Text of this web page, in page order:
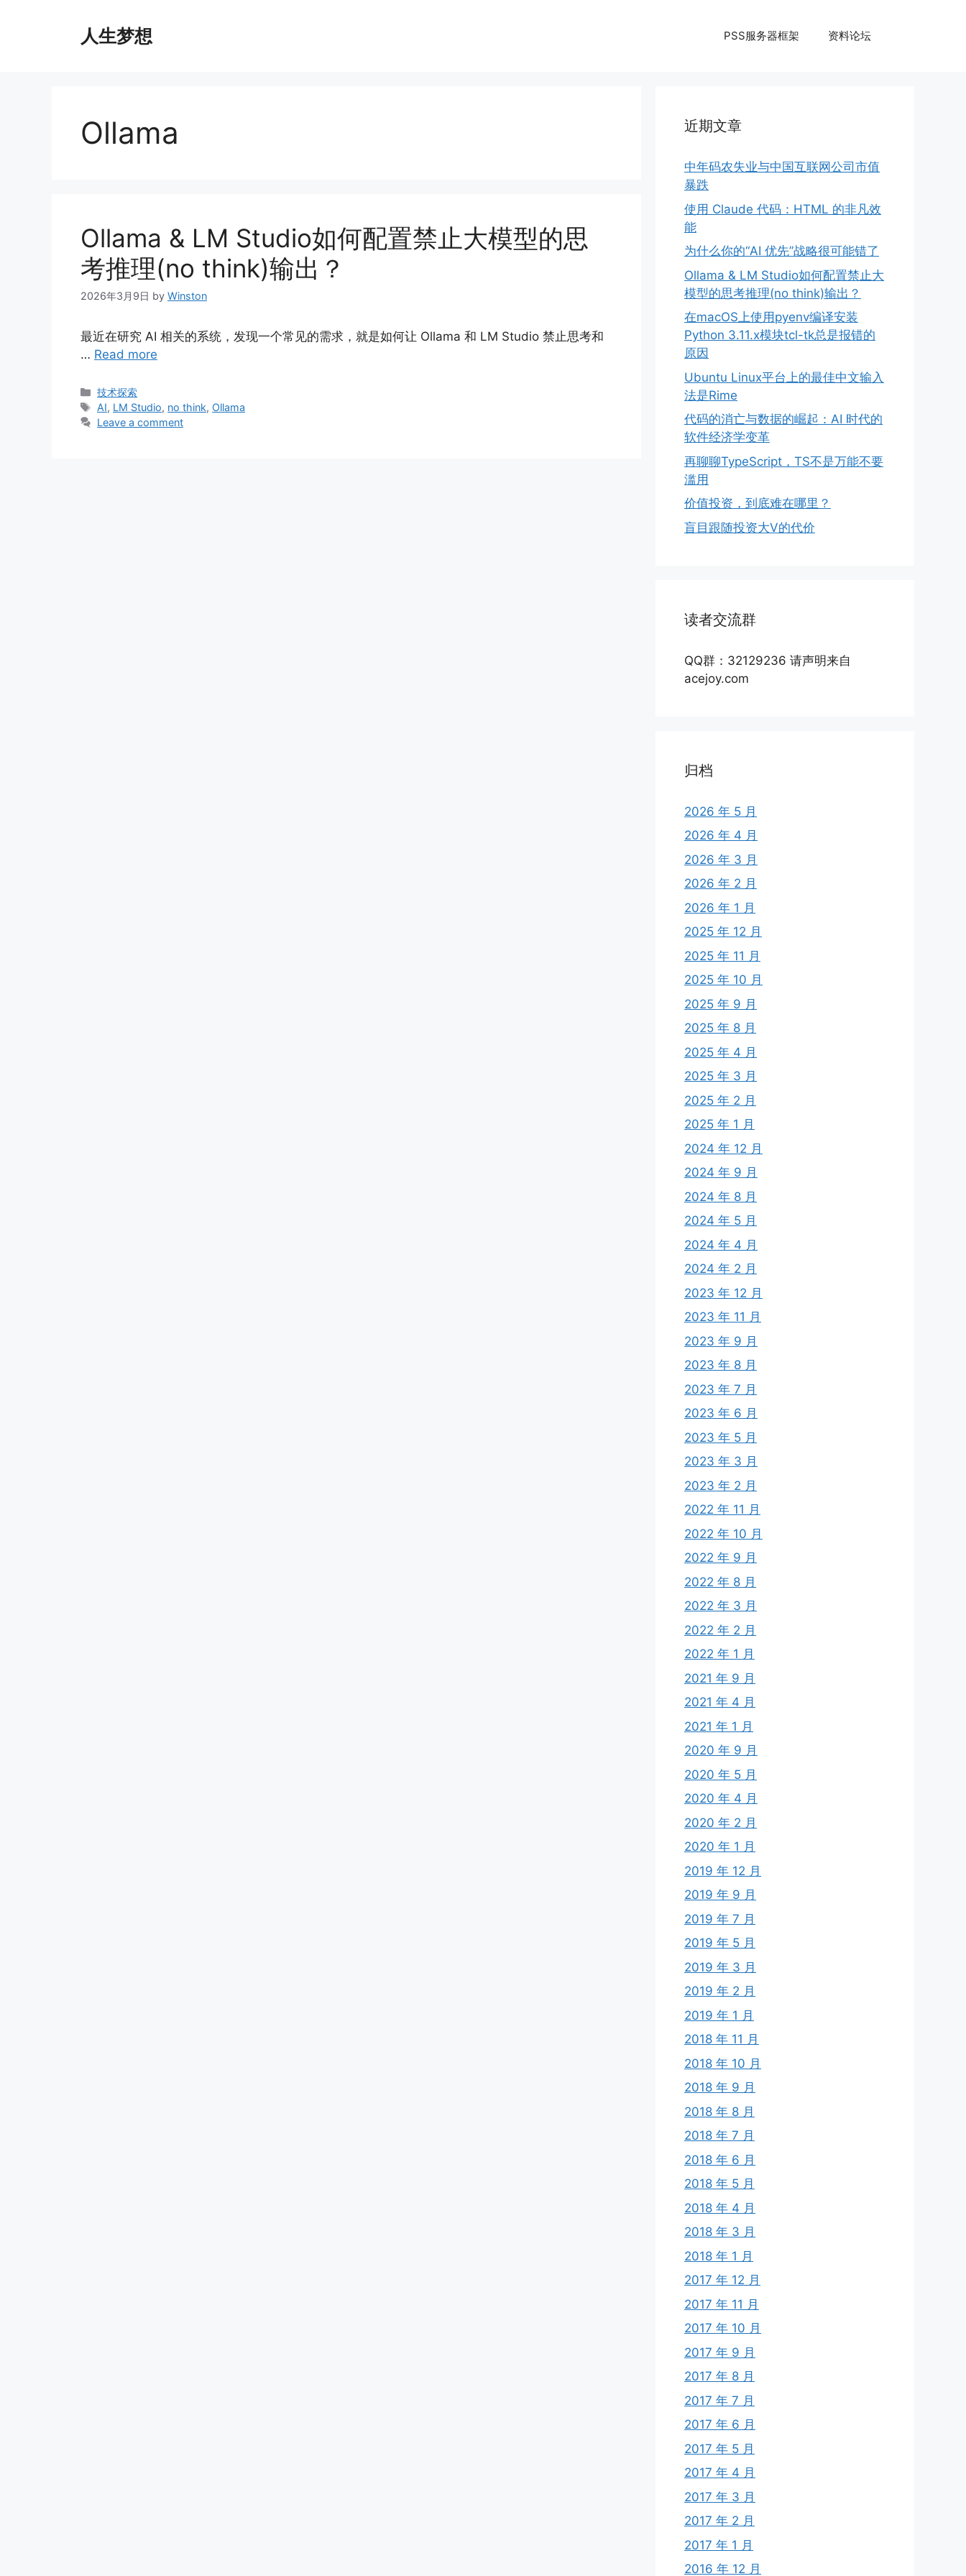
人生梦想 PSS服务器框架 资料论坛
Ollama
Ollama & LM Studio如何配置禁止大模型的思
考推理(no think)输出？
2026年3月9日 by Winston
最近在研究 AI 相关的系统，发现一个常见的需求，就是如何让 Ollama 和 LM Studio 禁止思考和
… Read more
Categories
技术探索
Tags
AI, LM Studio, no think, Ollama
Leave a comment
近期文章
中年码农失业与中国互联网公司市值
暴跌
使用 Claude 代码：HTML 的非凡效
能
为什么你的“AI 优先”战略很可能错了
Ollama & LM Studio如何配置禁止大
模型的思考推理(no think)输出？
在macOS上使用pyenv编译安装
Python 3.11.x模块tcl-tk总是报错的
原因
Ubuntu Linux平台上的最佳中文输入
法是Rime
代码的消亡与数据的崛起：AI 时代的
软件经济学变革
再聊聊TypeScript，TS不是万能不要
滥用
价值投资，到底难在哪里？
盲目跟随投资大V的代价
读者交流群
QQ群：32129236 请声明来自
acejoy.com
归档
2026 年 5 月
2026 年 4 月
2026 年 3 月
2026 年 2 月
2026 年 1 月
2025 年 12 月
2025 年 11 月
2025 年 10 月
2025 年 9 月
2025 年 8 月
2025 年 4 月
2025 年 3 月
2025 年 2 月
2025 年 1 月
2024 年 12 月
2024 年 9 月
2024 年 8 月
2024 年 5 月
2024 年 4 月
2024 年 2 月
2023 年 12 月
2023 年 11 月
2023 年 9 月
2023 年 8 月
2023 年 7 月
2023 年 6 月
2023 年 5 月
2023 年 3 月
2023 年 2 月
2022 年 11 月
2022 年 10 月
2022 年 9 月
2022 年 8 月
2022 年 3 月
2022 年 2 月
2022 年 1 月
2021 年 9 月
2021 年 4 月
2021 年 1 月
2020 年 9 月
2020 年 5 月
2020 年 4 月
2020 年 2 月
2020 年 1 月
2019 年 12 月
2019 年 9 月
2019 年 7 月
2019 年 5 月
2019 年 3 月
2019 年 2 月
2019 年 1 月
2018 年 11 月
2018 年 10 月
2018 年 9 月
2018 年 8 月
2018 年 7 月
2018 年 6 月
2018 年 5 月
2018 年 4 月
2018 年 3 月
2018 年 1 月
2017 年 12 月
2017 年 11 月
2017 年 10 月
2017 年 9 月
2017 年 8 月
2017 年 7 月
2017 年 6 月
2017 年 5 月
2017 年 4 月
2017 年 3 月
2017 年 2 月
2017 年 1 月
2016 年 12 月